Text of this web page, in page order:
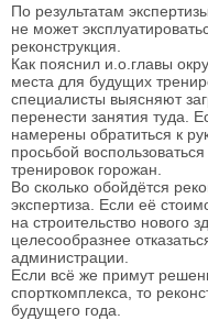
По результатам
не может
реконструкция.
Как пояснил и.о.главы
места для будущих
специалисты выясняют
перенести занятия туда.
намерены обратиться к
просьбой
тренировок горожан.
Во сколько обойдётся
экспертиза. Если её
на строительство нового
целесообразнее
администрации.
Если всё же примут
спорткомплекса, то
будущего года.